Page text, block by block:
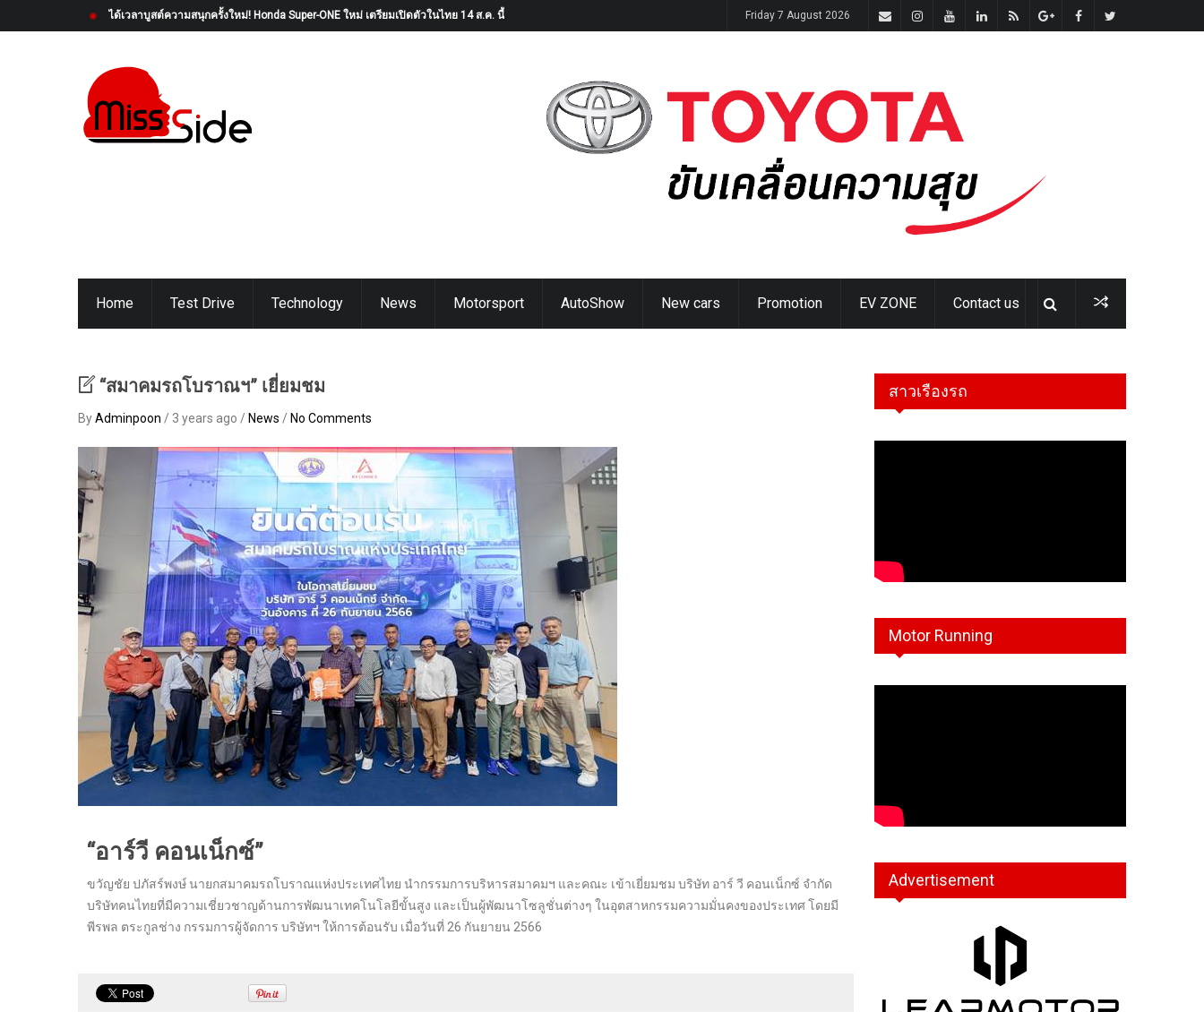
ได้เวลาบูสต์ความสนุกครั้งใหม่! Honda Super-ONE ใหม่ เตรียมเปิดตัวในไทย 14 ส.ค. นี้ Friday 7 August 2026
Home Test Drive Technology News Motorsport AutoShow New cars Promotion EV ZONE Contact us
“สมาคมรถโบราณฯ” เยี่ยมชม
ByAdminpoon / 3 years ago / News / No Comments
“อาร์วี คอนเน็กซ์”
ขวัญชัย ปภัสร์พงษ์ นายกสมาคมรถโบราณแห่งประเทศไทย นำกรรมการบริหารสมาคมฯ และคณะ เข้าเยี่ยมชม บริษัท อาร์ วี คอนเน็กซ์ จำกัด
บริษัทคนไทยที่มีความเชี่ยวชาญด้านการพัฒนาเทคโนโลยีขั้นสูง และเป็นผู้พัฒนาโซลูชั่นต่างๆ ในอุตสาหกรรมความมั่นคงของประเทศ โดยมี
พีรพล ตระกูลช่าง กรรมการผู้จัดการ บริษัทฯ ให้การต้อนรับ เมื่อวันที่ 26 กันยายน 2566
สาวเรืองรถ
Motor Running
Advertisement